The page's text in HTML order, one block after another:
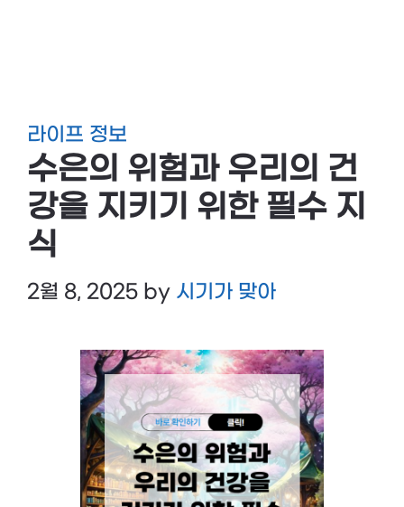
라이프 정보
수은의 위험과 우리의 건
강을 지키기 위한 필수 지
식
2월 8, 2025 by 시기가 맞아